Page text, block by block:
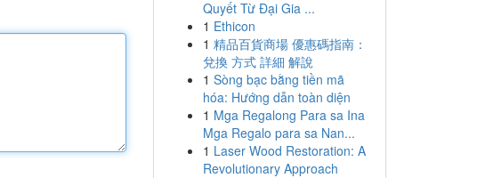
Quyết Từ Đại Gia ...
1 Ethicon
1 精品百貨商場 優惠碼指南：
兌換 方式 詳細 解說
1 Sòng bạc bằng tiền mã
hóa: Hướng dẫn toàn diện
1 Mga Regalong Para sa Ina
Mga Regalo para sa Nan...
1 Laser Wood Restoration: A
Revolutionary Approach